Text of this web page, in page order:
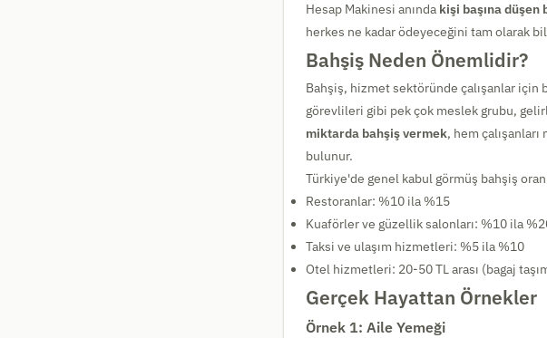
Hesap Makinesi anında kişi başına düşen
herkes ne kadar ödeyeceğini tam olarak
Bahşiş Neden Önemlidir?
Bahşiş, hizmet sektöründe çalışanlar
görevlileri gibi pek çok meslek grubu,
miktarda bahşiş vermek, hem
bulunur.
Türkiye'de genel kabul görmüş bahşiş
Restoranlar: %10 ila %15
Kuaförler ve güzellik salonları: %10 ila
Taksi ve ulaşım hizmetleri: %5 ila %10
Otel hizmetleri: 20-50 TL arası (bagaj
Gerçek Hayattan Örnekler
Örnek 1: Aile Yemeği